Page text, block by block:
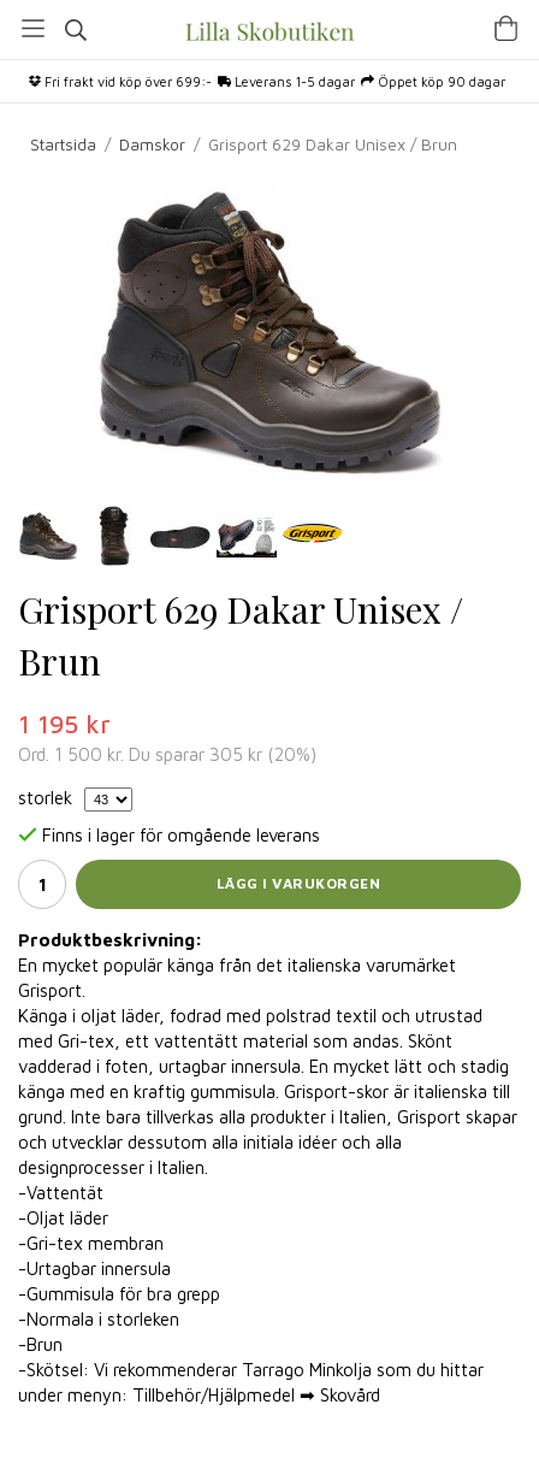
Fri frakt vid köp över 699:- Leverans 1-5 dagar Öppet köp 90 dagar
Startsida / Damskor / Grisport 629 Dakar Unisex / Brun
Grisport 629 Dakar Unisex /
Brun
1 195 kr
Ord. 1 500 kr. Du sparar 305 kr (20%)
storlek
Finns i lager för omgående leverans
LÄGG I VARUKORGEN
Produktbeskrivning:
En mycket populär känga från det italienska varumärket
Grisport.
Känga i oljat läder, fodrad med polstrad textil och utrustad
med Gri-tex, ett vattentätt material som andas. Skönt
vadderad i foten, urtagbar innersula. En mycket lätt och stadig
känga med en kraftig gummisula. Grisport-skor är italienska till
grund. Inte bara tillverkas alla produkter i Italien, Grisport skapar
och utvecklar dessutom alla initiala idéer och alla
designprocesser i Italien.
-Vattentät
-Oljat läder
-Gri-tex membran
-Urtagbar innersula
-Gummisula för bra grepp
-Normala i storleken
-Brun
-Skötsel: Vi rekommenderar Tarrago Minkolja som du hittar
under menyn: Tillbehör/Hjälpmedel ➡ Skovård